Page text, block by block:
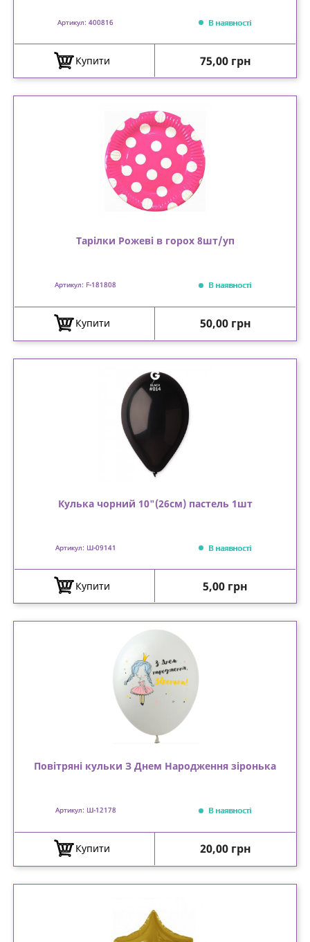
Артикул: 400816 В наявності
Купити Ціна
75,00 грн
Тарілки Рожеві в горох 8шт/уп
Артикул: F-181808 В наявності
Купити Ціна
50,00 грн
Кулька чорний 10"(26см) пастель 1шт
Артикул: Ш-09141 В наявності
Купити Ціна
5,00 грн
Повітряні кульки З Днем Народження зіронька
Артикул: Ш-12178 В наявності
Купити Ціна
20,00 грн